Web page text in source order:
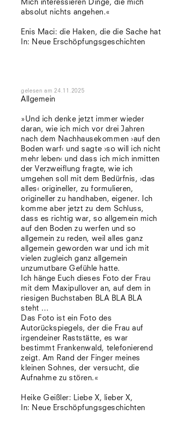
Mich interessieren Dinge, die mich
absolut nichts angehen.«
Enis Maci: die Haken, die die Sache hat
In: Neue Erschöpfungsgeschichten
Allgemein
»Und ich denke jetzt immer wieder
daran, wie ich mich vor drei Jahren
nach dem Nachhausekommen ›auf den
Boden warf‹ und sagte ›so will ich nicht
mehr leben‹ und dass ich mich inmitten
der Verzweiflung fragte, wie ich
umgehen soll mit dem Bedürfnis, ›das
alles‹ origineller, zu formulieren,
origineller zu handhaben, eigener. Ich
komme aber jetzt zu dem Schluss,
dass es richtig war, so allgemein mich
auf den Boden zu werfen und so
allgemein zu reden, weil alles ganz
allgemein geworden war und ich mit
vielen zugleich ganz allgemein
unzumutbare Gefühle hatte.
Ich hänge Euch dieses Foto der Frau
mit dem Maxipullover an, auf dem in
riesigen Buchstaben BLA BLA BLA
steht …
Das Foto ist ein Foto des
Autorückspiegels, der die Frau auf
irgendeiner Raststätte, es war
bestimmt Frankenwald, telefonierend
zeigt. Am Rand der Finger meines
kleinen Sohnes, der versucht, die
Aufnahme zu stören.«
Heike Geißler: Liebe X, lieber X,
In: Neue Erschöpfungsgeschichten
gelesen am24.11.2025